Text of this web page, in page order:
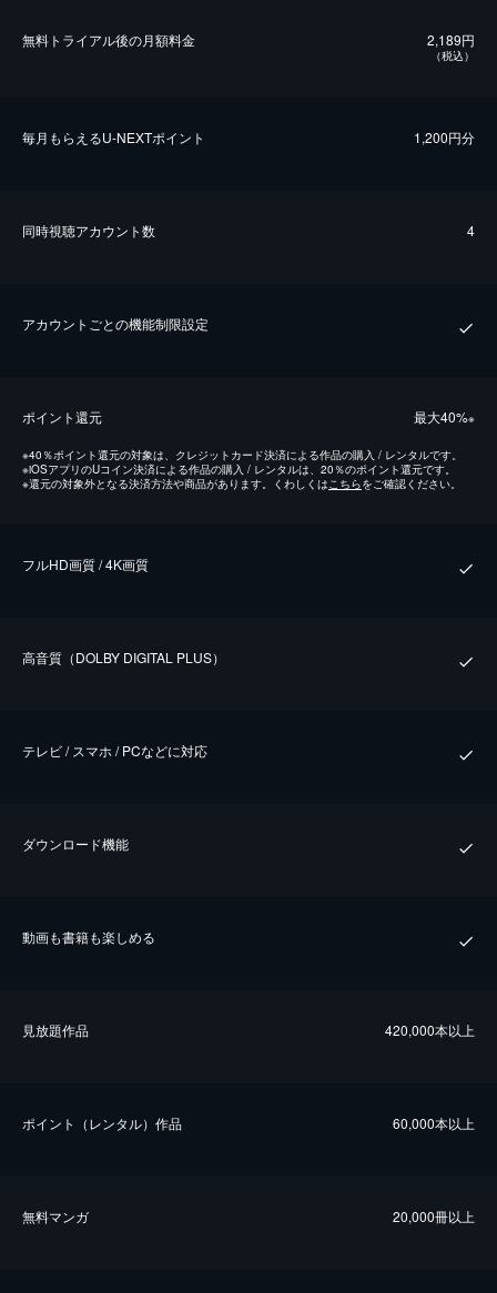
無料トライアル後の⽉額料金 2,189円
（税込）
毎⽉もらえるU-NEXTポイント 1,200円分
同時視聴アカウント数 4
アカウントごとの機能制限設定
ポイント還元 最⼤40%※
※40％ポイント還元の対象は、クレジットカード決済による作品の購入 / レンタルです。
※iOSアプリのUコイン決済による作品の購入 / レンタルは、20％のポイント還元です。
※還元の対象外となる決済方法や商品があります。くわしくは こちらをご確認ください。
フルHD画質 / 4K画質
⾼⾳質（DOLBY DIGITAL PLUS）
テレビ / スマホ / PCなどに対応
ダウンロード機能
動画も書籍も楽しめる
⾒放題作品 420,000本以上
ポイント（レンタル）作品 60,000本以上
無料マンガ 20,000冊以上